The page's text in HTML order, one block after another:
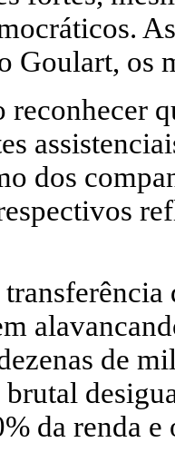
Goulart, os
reconhecer
dos
de
da renda